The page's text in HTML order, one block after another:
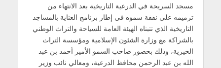
مسجد السريحة في الدرعية التاريخية بعد الانتهاء من
ترميمه على نفقة سموه في إطار برنامج العناية بالمساجد
التاريخية الذي تتبناه الهيئة العامة للسياحة والتراث الوطني
بالشراكة مع وزارة الشئون الإسلامية ومؤسسة التراث
الخيرية، وذلك بحضور صاحب السمو الأمير أحمد بن عبد
الله بن عبد الرحمن محافظ الدرعية، ومعالي نائب وزير